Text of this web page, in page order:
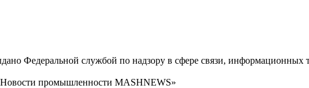
Федеральной службой по надзору в сфере связи, информационных
промышленности MASHNEWS»